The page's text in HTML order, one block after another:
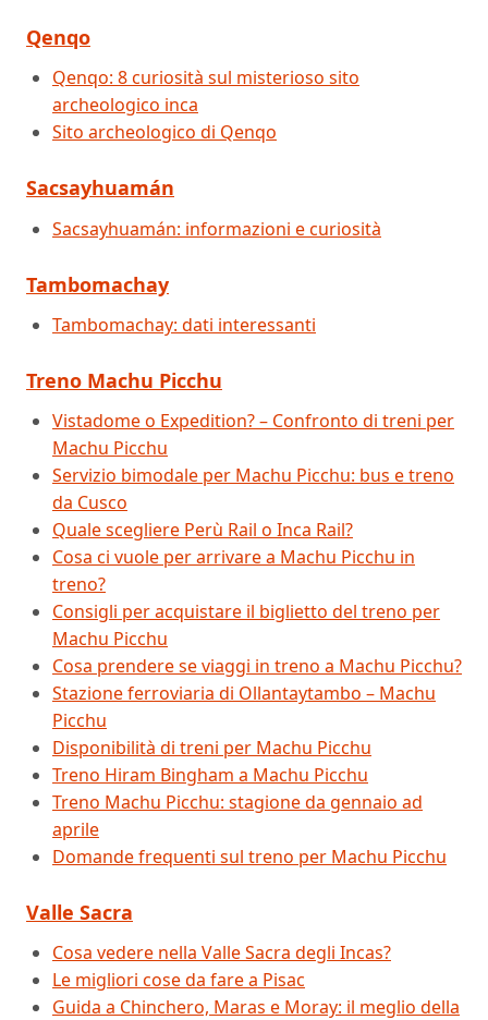
Qenqo
Qenqo: 8 curiosità sul misterioso sito
archeologico inca
Sito archeologico di Qenqo
Sacsayhuamán
Sacsayhuamán: informazioni e curiosità
Tambomachay
Tambomachay: dati interessanti
Treno Machu Picchu
Vistadome o Expedition? – Confronto di treni per
Machu Picchu
Servizio bimodale per Machu Picchu: bus e treno
da Cusco
Quale scegliere Perù Rail o Inca Rail?
Cosa ci vuole per arrivare a Machu Picchu in
treno?
Consigli per acquistare il biglietto del treno per
Machu Picchu
Cosa prendere se viaggi in treno a Machu Picchu?
Stazione ferroviaria di Ollantaytambo – Machu
Picchu
Disponibilità di treni per Machu Picchu
Treno Hiram Bingham a Machu Picchu
Treno Machu Picchu: stagione da gennaio ad
aprile
Domande frequenti sul treno per Machu Picchu
Valle Sacra
Cosa vedere nella Valle Sacra degli Incas?
Le migliori cose da fare a Pisac
Guida a Chinchero, Maras e Moray: il meglio della